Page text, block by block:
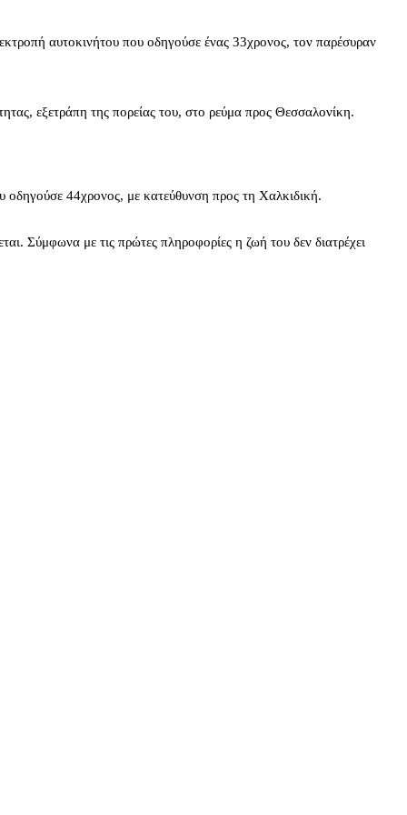
αυτοκινήτου που οδηγούσε ένας 33χρονος, τον παρέσυραν
εξετράπη της πορείας του, στο ρεύμα προς Θεσσαλονίκη.
44χρονος, με κατεύθυνση προς τη Χαλκιδική.
Σύμφωνα με τις πρώτες πληροφορίες η ζωή του δεν διατρέχει